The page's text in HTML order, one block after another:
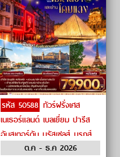
รหัส 50588 ทัวร์ฝรั่งเศส
เนเธอร์แลนด์ เบลเยี่ยม ปารีส
อัมสเตอร์ดัม บรัสเซลส์ บรูกส์
by THAI Airways
ต.ค - ธ.ค 2026